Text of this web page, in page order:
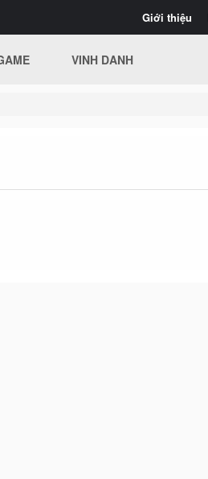
Giới thiệu
VINH DANH